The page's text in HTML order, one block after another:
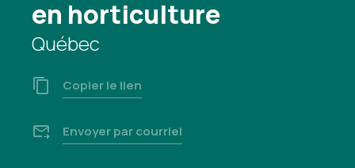
en horticulture
Québec
Copier le lien
Envoyer par courriel